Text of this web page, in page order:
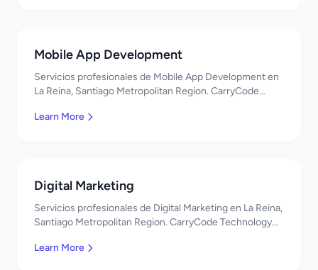
Mobile App Development
Servicios profesionales de Mobile App Development en
La Reina, Santiago Metropolitan Region. CarryCode
¡Bienvenidos!
Learn More
Digital Marketing
Servicios profesionales de Digital Marketing en La Reina,
Santiago Metropolitan Region. CarryCode Technology
Learn More